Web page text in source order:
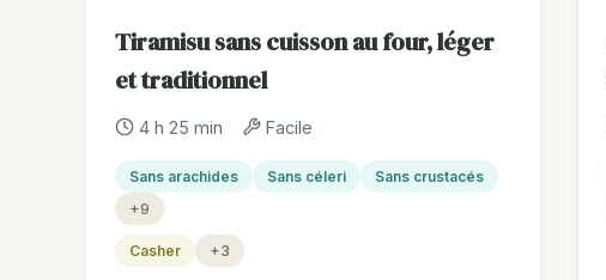
Tiramisu sans cuisson au four, léger
et traditionnel
4 h 25 min Facile
Sans arachides Sans céleri
Sans crustacés
+9
Casher +3